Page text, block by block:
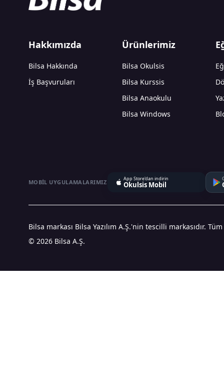
Hakkımızda
Bilsa Hakkında
İş Başvuruları
Ürünlerimiz
Bilsa Okulsis
Bilsa Kurssis
Bilsa Anaokulu
Bilsa Windows
MOBIL UYGULAMALARIMIZ App Store'dan indirin
Okulsis Mobil
Bilsa markası Bilsa Yazılım A.Ş.'nin tescilli markasıdır.
© 2026 Bilsa A.Ş.